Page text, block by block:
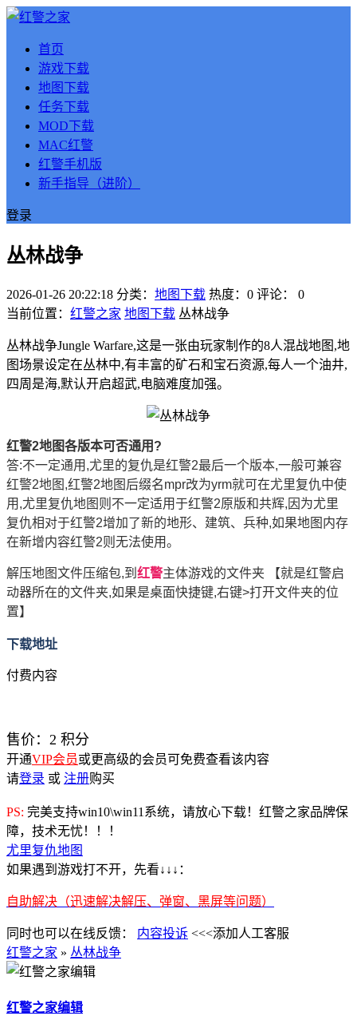
首页
游戏下载
地图下载
任务下载
MOD下载
MAC红警
红警手机版
新手指导（进阶）
登录
丛林战争
2026-01-26 20:22:18 分类： 地图下载 热度：0 评论：
0
当前位置： 红警之家 地图下载 丛林战争
丛林战争Jungle Warfare,这是一张由玩家制作的8人混战地图,地
图场景设定在丛林中,有丰富的矿石和宝石资源,每人一个油井,
四周是海,默认开启超武,电脑难度加强。
红警2地图各版本可否通用?
答:不一定通用,尤里的复仇是红警2最后一个版本,一般可兼容
红警2地图,红警2地图后缀名mpr改为yrm就可在尤里复仇中使
用,尤里复仇地图则不一定适用于红警2原版和共辉,因为尤里
复仇相对于红警2增加了新的地形、建筑、兵种,如果地图内存
在新增内容红警2则无法使用。
解压地图文件压缩包,到 红警主体游戏的文件夹 【就是红警启
动器所在的文件夹,如果是桌面快捷键,右键>打开文件夹的位
置】
下载地址
付费内容
售价： 2 积分
开通VIP会员或更高级的会员可免费查看该内容
请登录 或 注册购买
PS: 完美支持win10\win11系统，请放心下载！红警之家品牌保
障，技术无忧！！！
尤里复仇地图
如果遇到游戏打不开，先看↓↓↓：
自助解决（迅速解决解压、弹窗、黑屏等问题）
同时也可以在线反馈： 内容投诉 <<<添加人工客服
红警之家 » 丛林战争
红警之家编辑